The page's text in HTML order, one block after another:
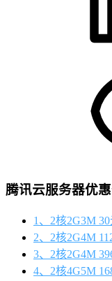
腾讯云服务器优
1、2核2G3M
2、2核2G4M
3、2核2G4M
4、2核4G5M